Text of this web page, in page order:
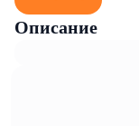
Описание